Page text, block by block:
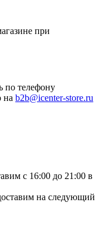
при
по телефону
на b2b@icenter-store.ru
с 16:00 до 21:00 в
на следующий